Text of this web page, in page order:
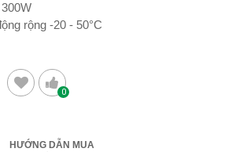
rộng -20 - 50°C
0
HƯỚNG DẪN MUA